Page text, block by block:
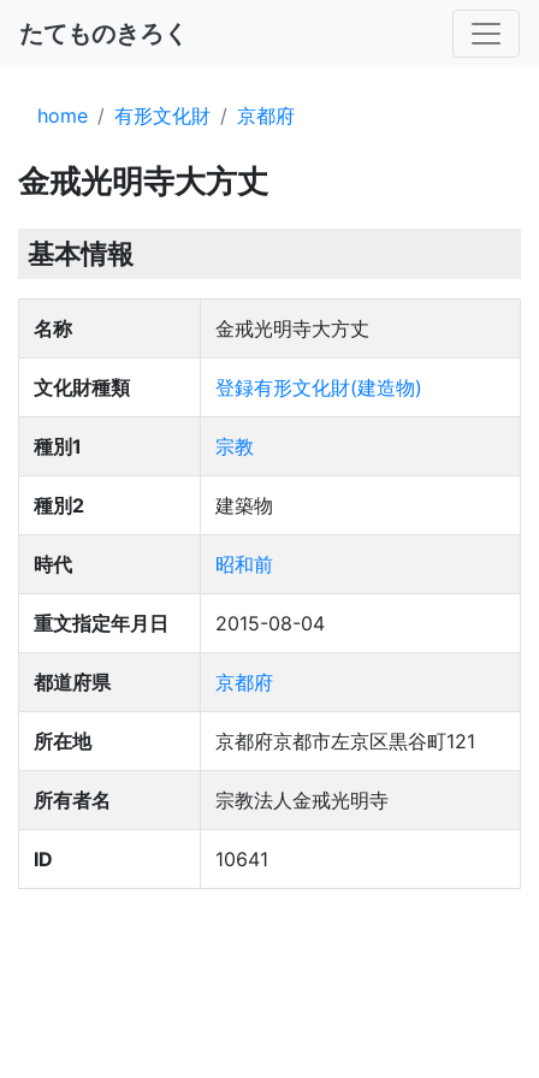
たてものきろく
home 有形文化財 京都府
金戒光明寺大方丈
基本情報
名称 金戒光明寺大方丈
文化財種類 登録有形文化財(建造物)
種別1 宗教
種別2 建築物
時代 昭和前
重文指定年月日 2015-08-04
都道府県 京都府
所在地 京都府京都市左京区黒谷町121
所有者名 宗教法人金戒光明寺
ID 10641